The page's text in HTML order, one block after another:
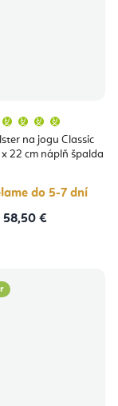
na jogu Classic
x 22 cm náplň špalda
produktu
je
5,0
do 5-7 dní
58,50 €